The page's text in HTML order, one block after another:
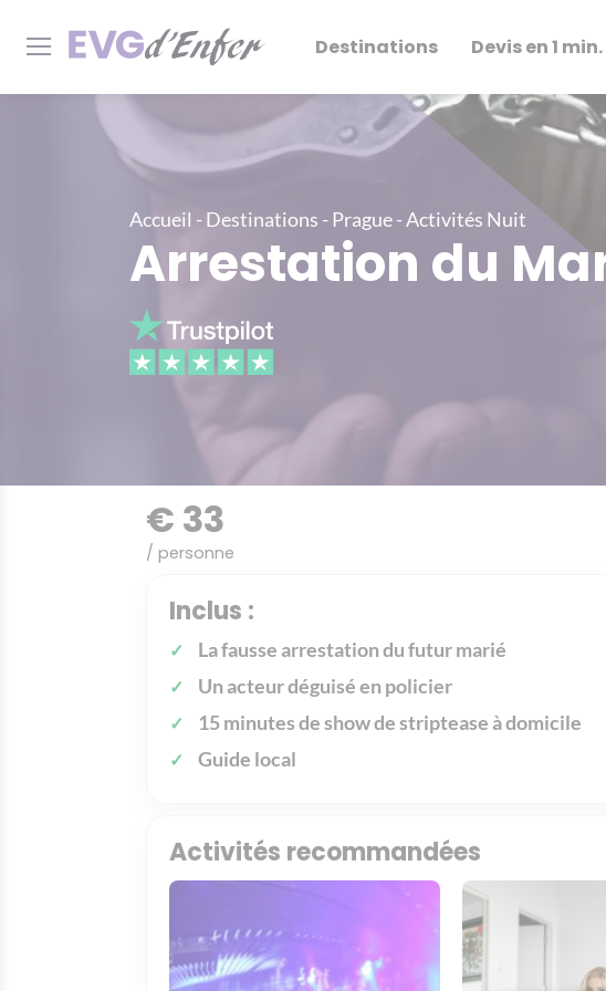
Destinations Devis en 1 min.
Accueil -Destinations -Prague-Activités Nuit
Arrestation du
€ 33
/ personne
Inclus :
La fausse arrestation du futur marié
Un acteur déguisé en policier
15 minutes de show de striptease à domicile
Guide local
Activités recommandées